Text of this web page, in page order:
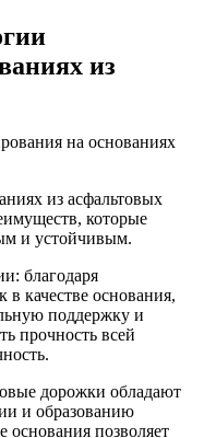
из
из асфальтовых
которые
и устойчивым.
благодаря
качестве основания,
поддержку и
прочность всей
дорожки обладают
и образованию
основания позволяет